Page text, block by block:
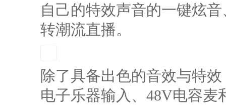
自己的特效声音的一键炫
转潮流直播。
除了具备出色的音效与特
电子乐器输入、48V电容麦